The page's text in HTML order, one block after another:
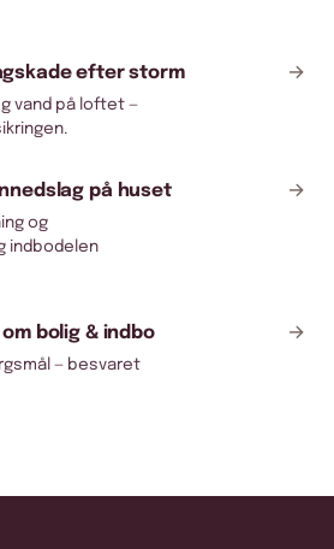
efter storm →
vand på loftet —
på huset →
og
indbodelen
bolig & indbo →
— besvaret